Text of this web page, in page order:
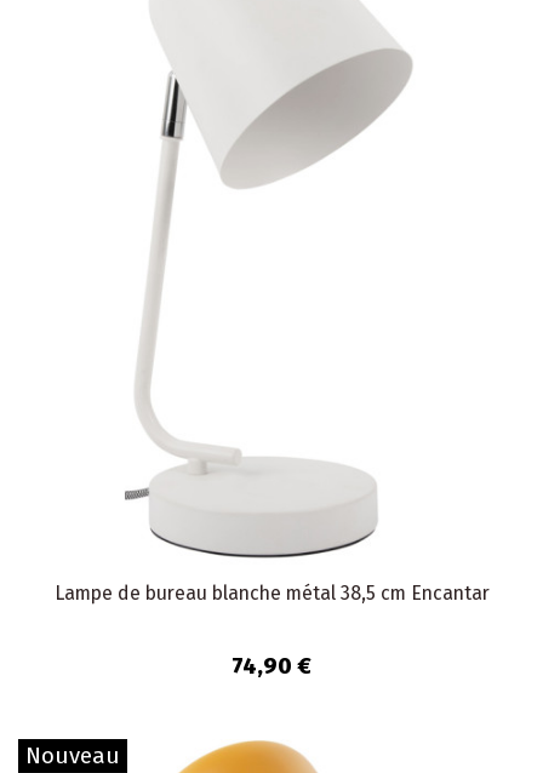
Lampe de bureau blanche métal 38,5 cm Encantar
74,90 €
Nouveau